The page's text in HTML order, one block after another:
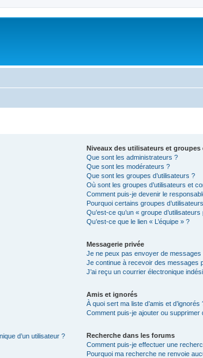
d’un utilisateur ?
Niveaux des utilisateurs et groupes
Que sont les administrateurs ?
Que sont les modérateurs ?
Que sont les groupes d’utilisateurs ?
Où sont les groupes d’utilisateurs et
Comment puis-je devenir le
Pourquoi certains groupes
Qu’est-ce qu’un « groupe
Qu’est-ce que le lien « L’équipe » ?
Messagerie privée
Je ne peux pas envoyer de messages
Je continue à recevoir des messages
J’ai reçu un courrier électronique
Amis et ignorés
À quoi sert ma liste d’amis et d’ignorés
Comment puis-je ajouter ou supprimer
Recherche dans les forums
Comment puis-je effectuer une
Pourquoi ma recherche ne renvoie